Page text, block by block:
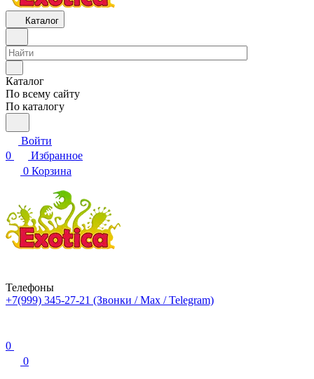
Каталог
Каталог
По всему сайту
По каталогу
Войти
0
Избранное
0 Корзина
Телефоны
+7(999) 345-27-21 (Звонки / Max / Telegram)
0
0